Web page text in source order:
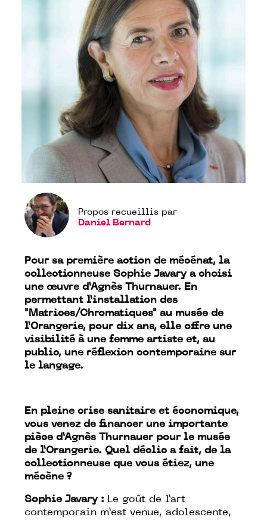
Propos recueillis par
Daniel Bernard
Pour sa première action de mécénat, la
collectionneuse Sophie Javary a choisi
une œuvre d’Agnès Thurnauer. En
permettant l’installation des
"Matrices/Chromatiques" au musée de
l’Orangerie, pour dix ans, elle offre une
visibilité à une femme artiste et, au
public, une réflexion contemporaine sur
le langage.
En pleine crise sanitaire et économique,
vous venez de financer une importante
pièce d’Agnès Thurnauer pour le musée
de l’Orangerie. Quel déclic a fait, de la
collectionneuse que vous étiez, une
mécène ?
Sophie Javary : Le goût de l’art
contemporain m’est venue, adolescente,